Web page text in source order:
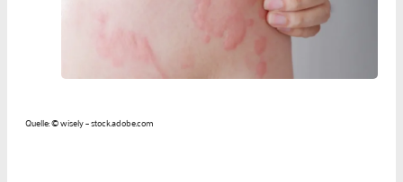
Quelle: © wisely – stock.adobe.com